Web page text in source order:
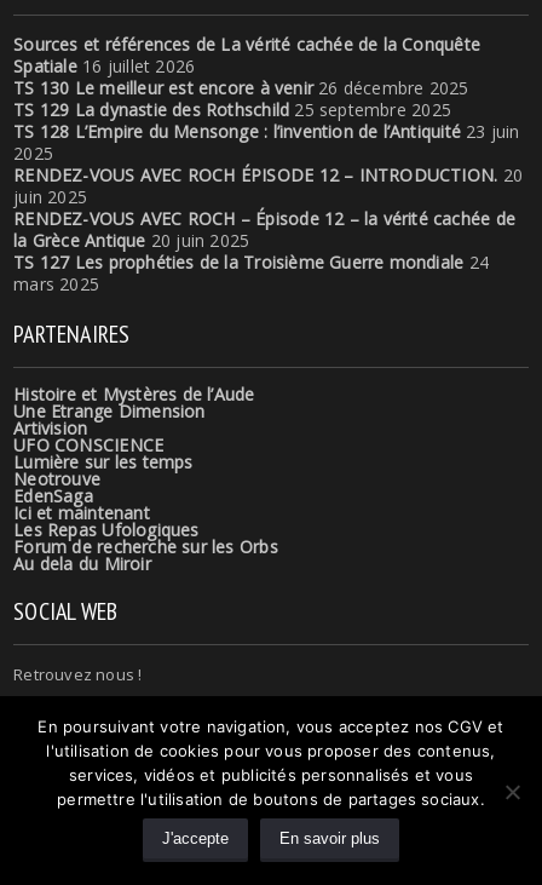
Sources et références de La vérité cachée de la Conquête
Spatiale 16 juillet 2026
TS 130 Le meilleur est encore à venir 26 décembre 2025
TS 129 La dynastie des Rothschild 25 septembre 2025
TS 128 L’Empire du Mensonge : l’invention de l’Antiquité 23 juin
2025
RENDEZ-VOUS AVEC ROCH ÉPISODE 12 – INTRODUCTION. 20
juin 2025
RENDEZ-VOUS AVEC ROCH – Épisode 12 – la vérité cachée de
la Grèce Antique 20 juin 2025
TS 127 Les prophéties de la Troisième Guerre mondiale 24
mars 2025
PARTENAIRES
Histoire et Mystères de l’Aude
Une Etrange Dimension
Artivision
UFO CONSCIENCE
Lumière sur les temps
Neotrouve
EdenSaga
Ici et maintenant
Les Repas Ufologiques
Forum de recherche sur les Orbs
Au dela du Miroir
SOCIAL WEB
Retrouvez nous !
Novomag theme
. All Rights reserved. Theme by.
Vidéos RDV avec Roch Mentions légales
En poursuivant votre navigation, vous acceptez nos CGV et
l'utilisation de cookies pour vous proposer des contenus,
services, vidéos et publicités personnalisés et vous
permettre l'utilisation de boutons de partages sociaux.
J'accepte En savoir plus